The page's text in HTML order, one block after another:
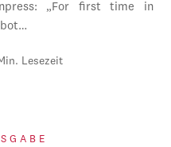
„For first time in
Lesezeit